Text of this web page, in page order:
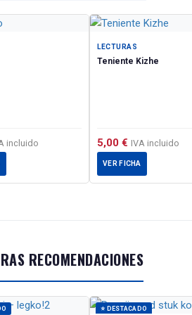
приводятся
детям-
levels of
interesting
and
included too.
foreign
incluido
LECTURAS
Teniente Kizhe
5,00 € IVA incluido
VER FICHA
RECOMENDACIONES
⭐ DESTACADO